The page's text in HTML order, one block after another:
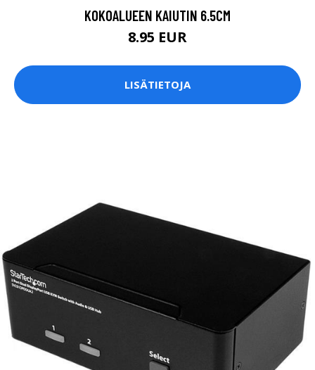
KOKOALUEEN KAIUTIN 6.5CM
8.95 EUR
LISÄTIETOJA